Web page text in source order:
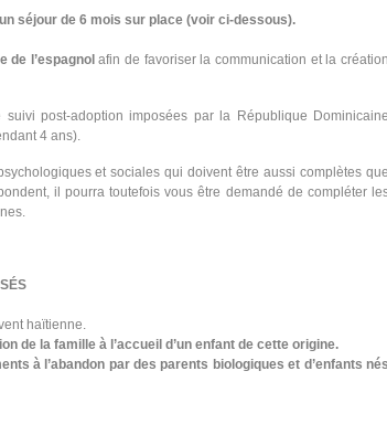
séjour de 6 mois sur place (voir ci-dessous).
de l’espagnol afin de favoriser la communication et la création
post-adoption imposées par la République Dominicaine
4 ans).
et sociales qui doivent être aussi complètes que
il pourra toutefois vous être demandé de compléter
haïtienne.
de la famille à l’accueil d’un enfant de cette origine.
à l’abandon par des parents biologiques et d’enfants nés